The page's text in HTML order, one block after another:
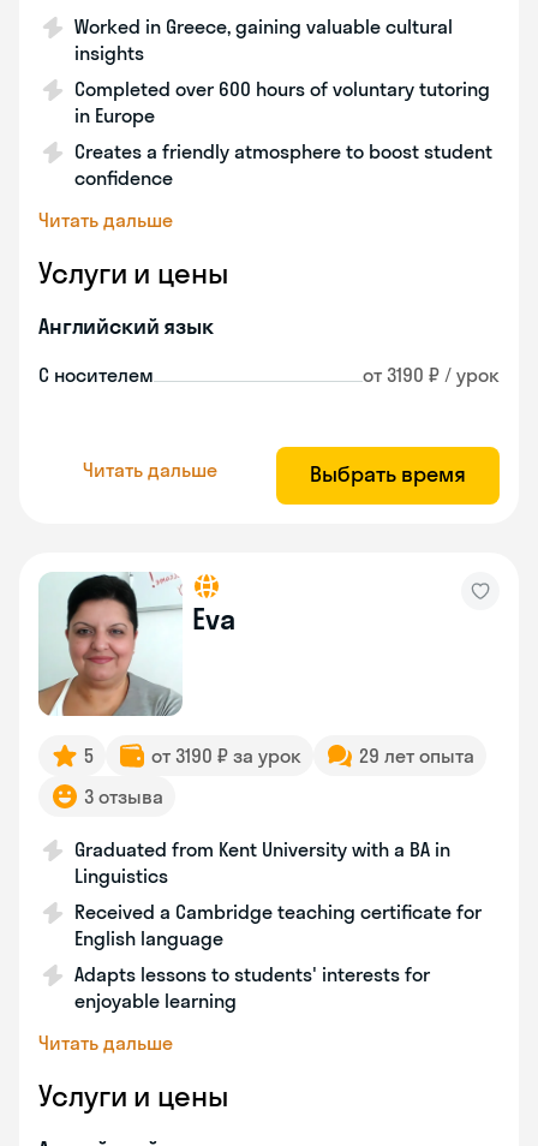
Worked in Greece, gaining valuable cultural
insights
Completed over 600 hours of voluntary tutoring
in Europe
Creates a friendly atmosphere to boost student
confidence
Читать дальше
Услуги и цены
Английский язык
С носителем от 3190 ₽ / урок
Читать дальше Выбрать время
Eva
5 от 3190 ₽ за урок
29 лет опыта
3 отзыва
Graduated from Kent University with a BA in
Linguistics
Received a Cambridge teaching certificate for
English language
Adapts lessons to students' interests for
enjoyable learning
Читать дальше
Услуги и цены